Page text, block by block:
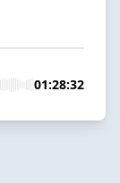
01:28:32